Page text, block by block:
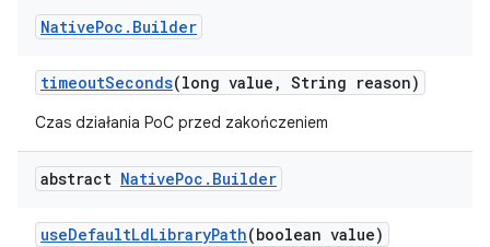
NativePoc . Builder
timeoutSeconds(long value , String reason)
Czas działania PoC przed zakończeniem
abstract NativePoc . Builder
useDefaultLdLibraryPath(boolean value)